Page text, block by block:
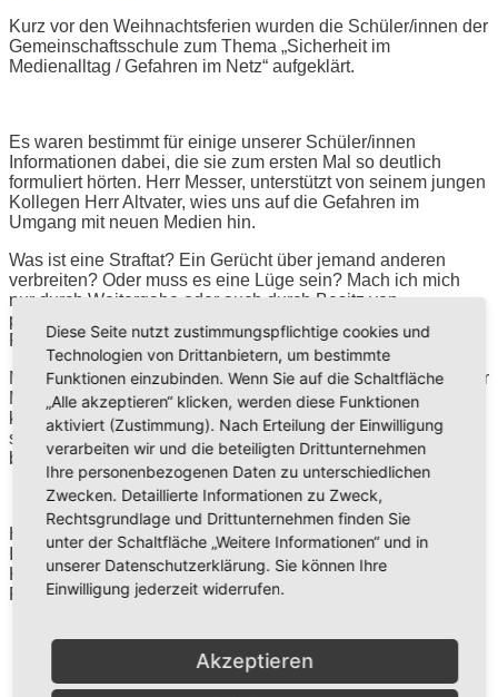
Kurz vor den Weihnachtsferien wurden die Schüler/innen der
Gemeinschaftsschule zum Thema „Sicherheit im
Medienalltag / Gefahren im Netz“ aufgeklärt.
Es waren bestimmt für einige unserer Schüler/innen
Informationen dabei, die sie zum ersten Mal so deutlich
formuliert hörten. Herr Messer, unterstützt von seinem jungen
Kollegen Herr Altvater, wies uns auf die Gefahren im
Umgang mit neuen Medien hin.
Was ist eine Straftat? Ein Gerücht über jemand anderen
verbreiten? Oder muss es eine Lüge sein? Mach ich mich
nur durch Weitergabe oder auch durch Besitz von
pornographischen Medien strafbar? Über diese und andere
Fragen wurde aufgeklärt.
Mit realen Beispielen aus dem Raum Ravensburg führte Herr
Messer den Schüler/innen vor Augen was alles passieren
könnte. Und noch viel wichtiger, wie sie darauf reagieren
sollten, falls eines der behandelten Themen sie einmal
betreffen würde.
Herzlichen Dank für den Besuch! Wir hoffen, dass diese
Informationen möglichst ein Leben lang im Gedächtnis der
Kinder erhalten bleiben und sie dadurch vor schlimmen
Folgen bewahrt werden.
Diese Seite nutzt zustimmungspflichtige cookies und
Technologien von Drittanbietern, um bestimmte
Funktionen einzubinden. Wenn Sie auf die Schaltfläche
„Alle akzeptieren“ klicken, werden diese Funktionen
aktiviert (Zustimmung). Nach Erteilung der Einwilligung
verarbeiten wir und die beteiligten Drittunternehmen
Ihre personenbezogenen Daten zu unterschiedlichen
Zwecken. Detaillierte Informationen zu Zweck,
Rechtsgrundlage und Drittunternehmen finden Sie
unter der Schaltfläche „Weitere Informationen“ und in
unserer Datenschutzerklärung. Sie können Ihre
Einwilligung jederzeit widerrufen.
Akzeptieren